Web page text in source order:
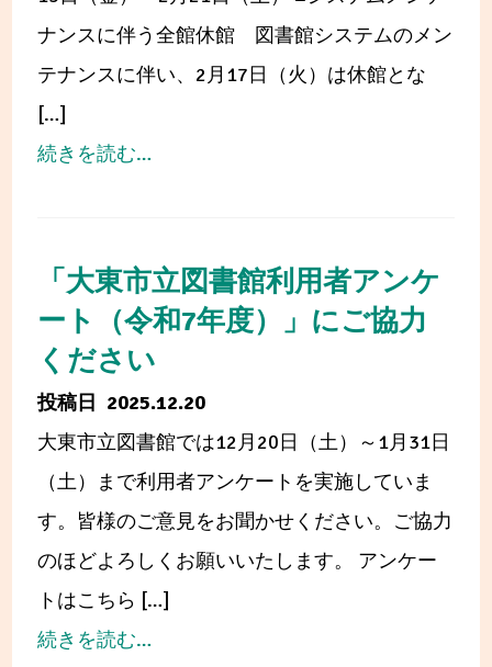
ン
ク
ー
で
賞」
に
選
ば
れ
ま
し
た
と
う
差
点
～
た
し
の
大
切
な
1
ナンスに伴う全館休館 図書館システムのメン
テナンスに伴い、2月17日（火）は休館とな
[…]
続きを読む…from
整
理
に
う
臨
時
休
館
「大東市立図書館利用者アンケ
ート（令和7年度）」にご協力
ください
2025.12.20
大東市立図書館では12月20日（土）～1月31日
（土）まで利用者アンケートを実施していま
す。皆様のご意見をお聞かせください。ご協力
のほどよろしくお願いいたします。 アンケー
トはこちら […]
続きを読む…from